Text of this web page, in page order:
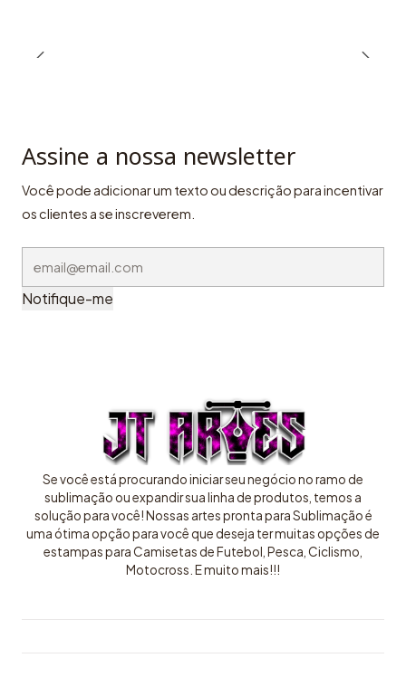
Assine a nossa newsletter
Você pode adicionar um texto ou descrição para incentivar
os clientes a se inscreverem.
Notifique-me
Se você está procurando iniciar seu negócio no ramo de
sublimação ou expandir sua linha de produtos, temos a
solução para você! Nossas artes pronta para Sublimação é
uma ótima opção para você que deseja ter muitas opções de
estampas para Camisetas de Futebol, Pesca, Ciclismo,
Motocross. E muito mais!!!